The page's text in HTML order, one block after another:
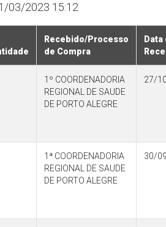
03/2023 15:12
Recebido/Processo
de Compra
Data
1º COORDENADORIA
REGIONAL DE SAUDE
DE PORTO ALEGRE
27/
1ª COORDENADORIA
REGIONAL DE SAUDE
DE PORTO ALEGRE
30/